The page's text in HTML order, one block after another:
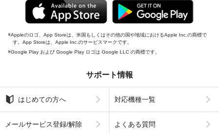
Appleのロゴ、App Storeは、米国もしくはその他の国や地域におけるApple Inc.の商標で
す。App Storeは、Apple Inc.のサービスマークです。
Google Play および Google Play ロゴは Google LLC の商標です。
サポート情報
はじめての方へ 対応機種一覧
メールサービス登録/解除 よくある質問